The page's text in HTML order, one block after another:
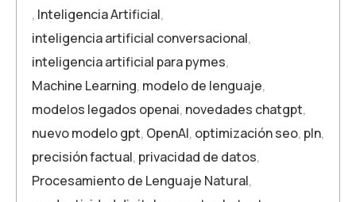
, Inteligencia Artificial,
inteligencia artificial conversacional,
inteligencia artificial para pymes,
Machine Learning, modelo de lenguaje,
modelos legados openai, novedades chatgpt,
nuevo modelo gpt, OpenAI, optimización seo, pln,
precisión factual, privacidad de datos,
Procesamiento de Lenguaje Natural,